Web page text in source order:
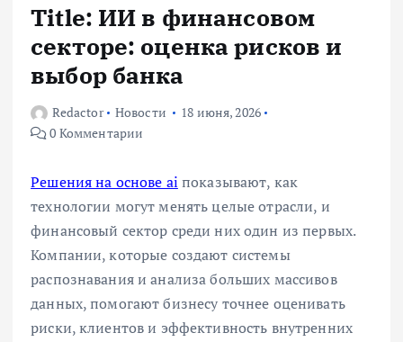
Title: ИИ в финансовом
секторе: оценка рисков и
выбор банка
Redactor Новости
18 июня, 2026
0 Комментарии
Решения на основе ai показывают, как
технологии могут менять целые отрасли, и
финансовый сектор среди них один из первых.
Компании, которые создают системы
распознавания и анализа больших массивов
данных, помогают бизнесу точнее оценивать
риски, клиентов и эффективность внутренних